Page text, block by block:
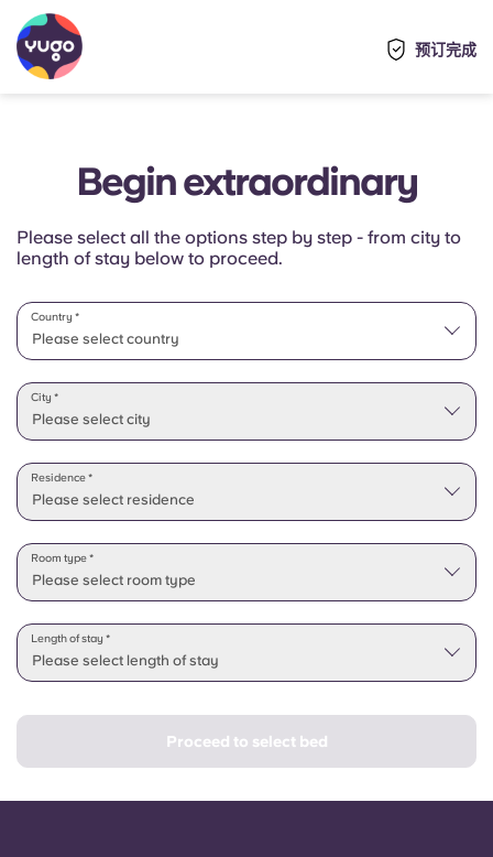
预订完成
Begin extraordinary
Please select all the options step by step - from city to
length of stay below to proceed.
Please select country
Country *
Please select state
Please select city
City *
Please select residence
Residence *
Please select room type
Room type *
Please select length of stay
Length of stay *
Proceed to select bed